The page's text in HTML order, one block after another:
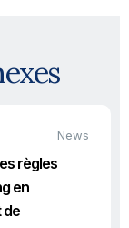
News
règles
en
de